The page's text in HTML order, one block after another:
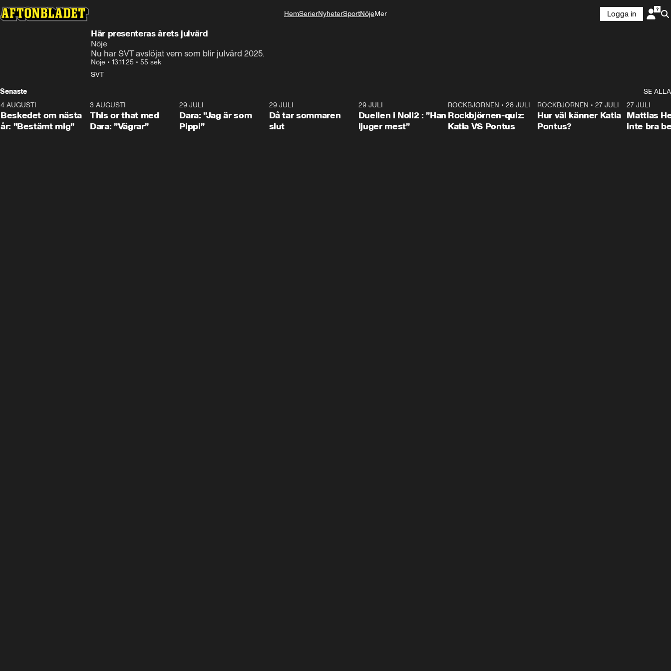
HemSerierNyheterSportNöjeMer
Logga in
Här presenteras årets julvärd
Nöje
Nu har SVT avslöjat vem som blir julvärd 2025.
Nöje • 13.11.25 • 55 sek
SVT
Senaste
SE ALLA
0:24
4 AUGUSTI
Beskedet om nästa
år: ”Bestämt mig”
1:02
3 AUGUSTI
This or that med
Dara: ”Vägrar”
29 JULI
Dara: ”Jag är som
Pippi”
29 JULI
Då tar sommaren
slut
29 JULI
Duellen i Noll2 : ”Han
ljuger mest”
0:15
ROCKBJÖRNEN • 28 JULI
Rockbjörnen-quiz:
Katia VS Pontus
0:46
ROCKBJÖRNEN •27 JULI
Hur väl känner Katia
Pontus?
27 JULI
Mattias
inte bra